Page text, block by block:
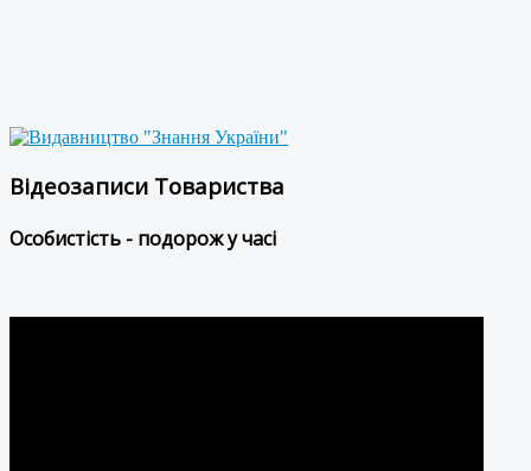
Відеозаписи Товариства
Особистість - подорож у часі